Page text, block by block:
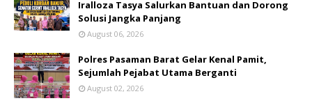
Iralloza Tasya Salurkan Bantuan dan Dorong
Solusi Jangka Panjang
August 06, 2026
Polres Pasaman Barat Gelar Kenal Pamit,
Sejumlah Pejabat Utama Berganti
August 02, 2026